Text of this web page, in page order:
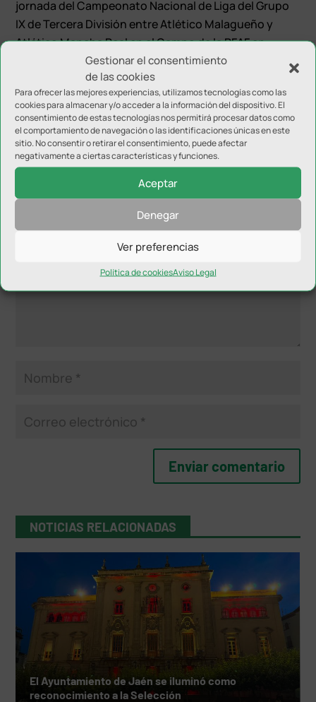
Gestionar el consentimiento
de las cookies
Para ofrecer las mejores experiencias, utilizamos tecnologías como las
cookies para almacenar y/o acceder a la información del dispositivo. El
consentimiento de estas tecnologías nos permitirá procesar datos como
el comportamiento de navegación o las identificaciones únicas en este
sitio. No consentir o retirar el consentimiento, puede afectar
negativamente a ciertas características y funciones.
Aceptar
Denegar
Ver preferencias
Política de cookiesAviso Legal
jornada del Campeonato Nacional de Liga del Grupo
IX de Tercera División entre Atlético Malagueño y
Atlético Mancha Real en el Campo de la RFAF en
Enviar comentario
Tu dirección de correo electrónico no será publicada.
campos obligatorios están marcados con
NOTICIAS RELACIONADAS
El Ayuntamiento de Jaén se iluminó como
reconocimiento a la Selección